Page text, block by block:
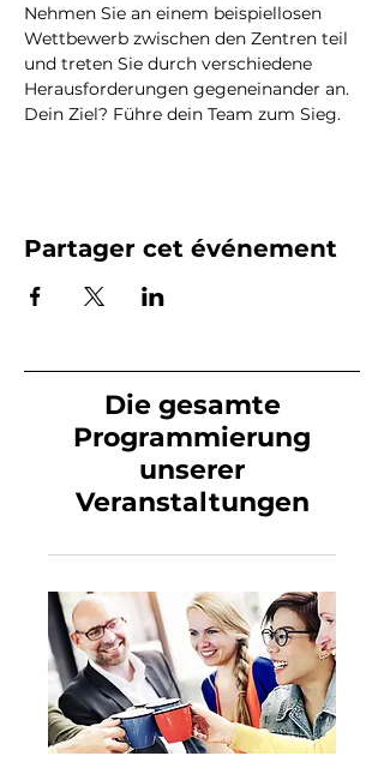
Nehmen Sie an einem beispiellosen
Wettbewerb zwischen den Zentren teil
und treten Sie durch verschiedene
Herausforderungen gegeneinander an.
Dein Ziel? Führe dein Team zum Sieg.
Partager cet événement
Die gesamte
Programmierung
unserer
Veranstaltungen